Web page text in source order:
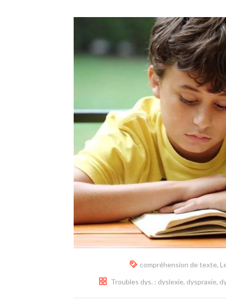
compréhension de texte,
Troubles dys. : dyslexie, dyspraxie,